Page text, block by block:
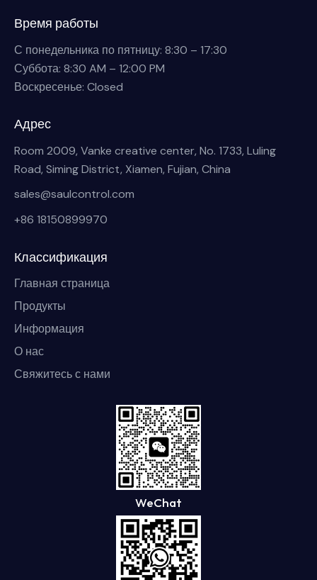
Время работы
С понедельника по пятницу: 8:30 – 17:30
Суббота: 8:30 AM – 12:00 PM
Воскресенье: Closed
Адрес
Room 2009, Vanke creative center, No. 1733, Luling
Road, Siming District, Xiamen, Fujian, China
sales@saulcontrol.com
+86 18150899970
Классификация
Главная страница
Продукты
Информация
О нас
Свяжитесь с нами
WeChat